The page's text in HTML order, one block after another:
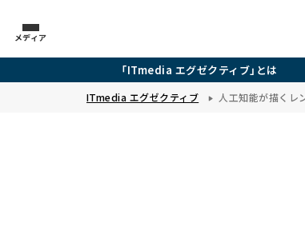
メディア
「ITmedia エグゼクティブ」とは
ITmedia エグゼクティブ 人工知能が描くレ